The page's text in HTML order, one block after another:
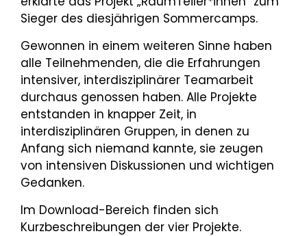
Sieger des diesjährigen Sommercamps.
Gewonnen in einem weiteren Sinne haben
alle Teilnehmenden, die die Erfahrungen
intensiver, interdisziplinärer Teamarbeit
durchaus genossen haben. Alle Projekte
entstanden in knapper Zeit, in
interdisziplinären Gruppen, in denen zu
Anfang sich niemand kannte, sie zeugen
von intensiven Diskussionen und wichtigen
Gedanken.
Im Download-Bereich finden sich
Kurzbeschreibungen der vier Projekte.